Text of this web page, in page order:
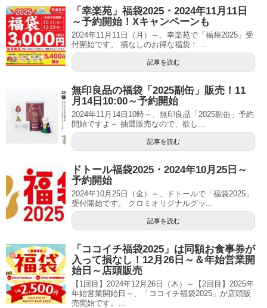
「幸楽苑」福袋2025・2024年11月11日
～予約開始！Xキャンペーンも
2024年11月11日（月）～、幸楽苑で「福袋2025」受
付開始です。 損なしのお得な福袋！ ...
記事を読む
無印良品の福袋「2025副缶」販売！11
月14日10:00～予約開始
2024年11月14日10時～、無印良品「2025副缶」予約
開始ですよ～ 抽選販売なので、欲し...
記事を読む
ドトール福袋2025・2024年10月25日～
予約開始
2024年10月25日（金）～、ドトールで「福袋2025」
受付開始です。 クロミオリジナルグッ...
記事を読む
「ココイチ福袋2025」は同額お食事券が
入って損なし！12月26日～＆年始営業開
始日～店頭販売
【1回目】2024年12月26日（木）～【2回目】2025年
年始営業開始日～、「ココイチ福袋2025」が店頭販
売開始です。...